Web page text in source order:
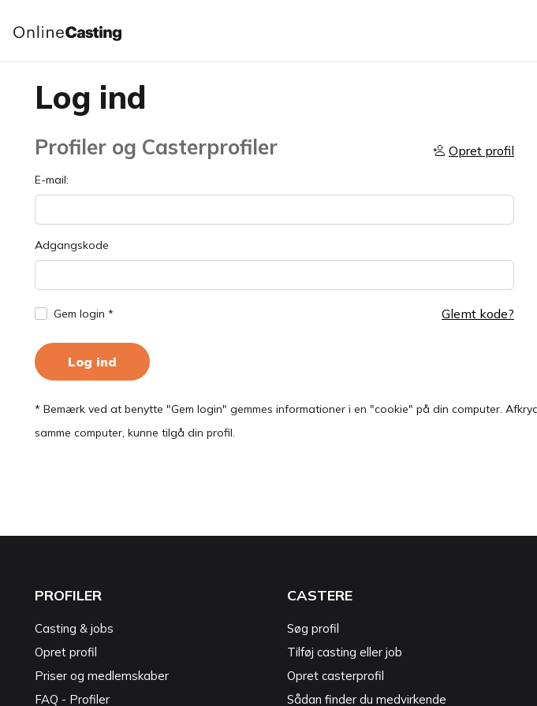
Log ind
Profiler og Casterprofiler Opret profil
E-mail:
Adgangskode
Gem login * Glemt kode?
Log ind
* Bemærk ved at benytte "Gem login" gemmes informationer i en "cookie" på din computer.
samme computer, kunne tilgå din profil.
PROFILER
Casting & jobs
Opret profil
Priser og medlemskaber
FAQ - Profiler
CASTERE
Søg profil
Tilføj casting eller job
Opret casterprofil
Sådan finder du medvirkende